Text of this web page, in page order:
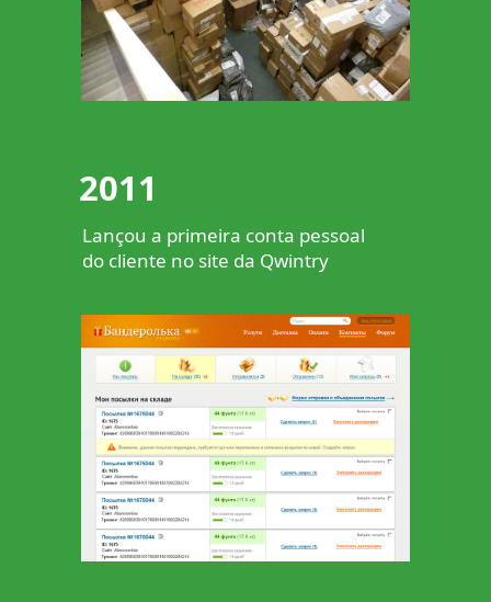
2011
Lançou a primeira conta pessoal
do cliente no site da Qwintry